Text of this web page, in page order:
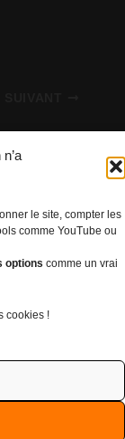
le site, compter les
comme YouTube ou
options comme un vrai
cookies !